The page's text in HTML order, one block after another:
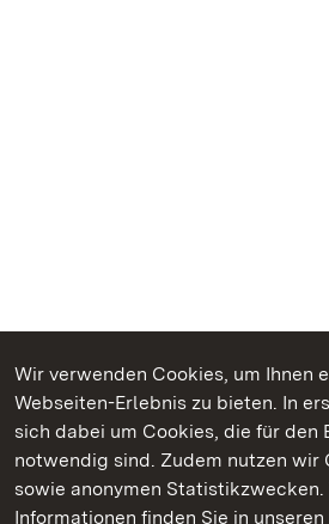
Wir verwenden Cookies, um Ihnen
Webseiten-Erlebnis zu bieten. In
sich dabei um Cookies, die für den
notwendig sind. Zudem nutzen wir
sowie anonymen Statistikzwecken.
Informationen finden Sie in unseren
Kommen. Staunen. Genießen.